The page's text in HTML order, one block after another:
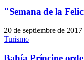
"Semana de la
20 de septiembre de 2017
Turismo
Bahía Príncipe